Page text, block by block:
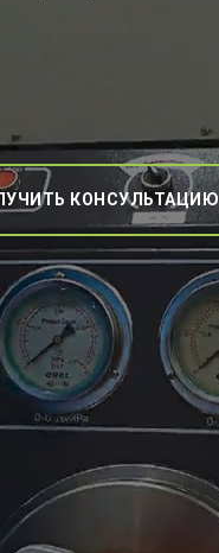
КОНСУЛЬТАЦИЮ